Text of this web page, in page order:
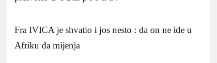
Fra IVICA je shvatio i jos nesto : da on ne ide u
Afriku da mijenja